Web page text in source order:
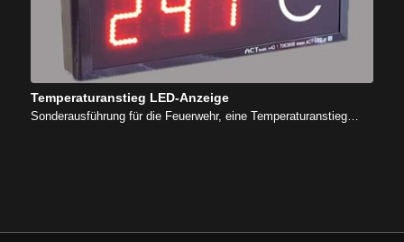
Temperaturanstieg LED-Anzeige
Sonderausführung für die Feuerwehr, eine Temperaturanstieg…